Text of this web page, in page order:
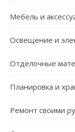
Мебель и
Освещение и
Отделочные
Планировка и
Ремонт своими